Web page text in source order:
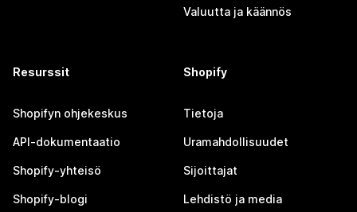
Valuutta ja käännös
Resurssit
Shopifyn ohjekeskus
API-dokumentaatio
Shopify-yhteisö
Shopify-blogi
Shopify
Tietoja
Uramahdollisuudet
Sijoittajat
Lehdistö ja media